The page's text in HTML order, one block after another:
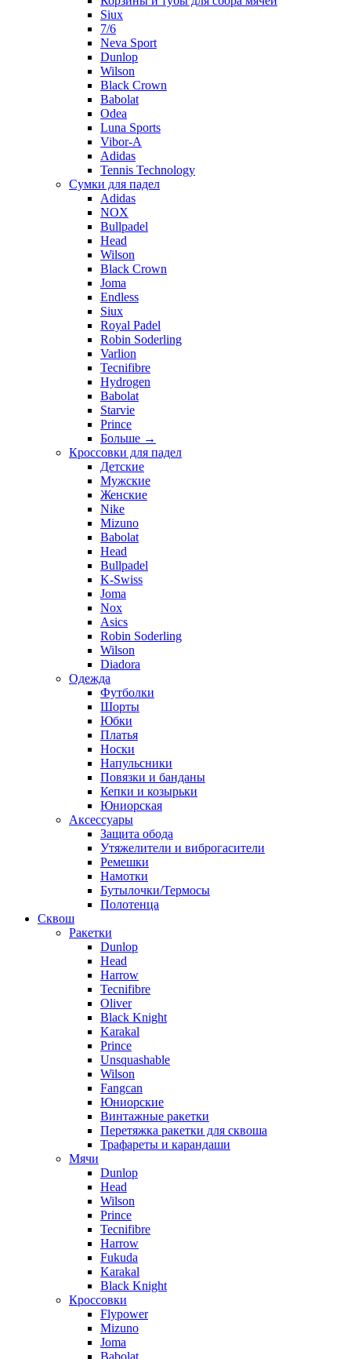
Siux
7/6
Neva Sport
Dunlop
Wilson
Black Crown
Babolat
Odea
Luna Sports
Vibor-A
Adidas
Tennis Technology
Сумки для падел
Adidas
NOX
Bullpadel
Head
Wilson
Black Crown
Joma
Endless
Siux
Royal Padel
Robin Soderling
Varlion
Tecnifibre
Hydrogen
Babolat
Starvie
Prince
Больше →
Кроссовки для падел
Детские
Мужские
Женские
Nike
Mizuno
Babolat
Head
Bullpadel
K-Swiss
Joma
Nox
Asics
Robin Soderling
Wilson
Diadora
Одежда
Футболки
Шорты
Юбки
Платья
Носки
Напульсники
Повязки и банданы
Кепки и козырьки
Юниорская
Аксессуары
Защита обода
Утяжелители и виброгасители
Ремешки
Намотки
Бутылочки/Термосы
Полотенца
Сквош
Ракетки
Dunlop
Head
Harrow
Tecnifibre
Oliver
Black Knight
Karakal
Prince
Unsquashable
Wilson
Fangcan
Юниорские
Винтажные ракетки
Перетяжка ракетки для сквоша
Трафареты и карандаши
Мячи
Dunlop
Head
Wilson
Prince
Tecnifibre
Harrow
Fukuda
Karakal
Black Knight
Кроссовки
Flypower
Mizuno
Joma
Babolat